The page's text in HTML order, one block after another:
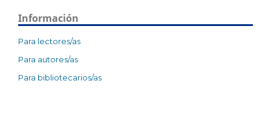
Información
Para lectores/as
Para autores/as
Para bibliotecarios/as